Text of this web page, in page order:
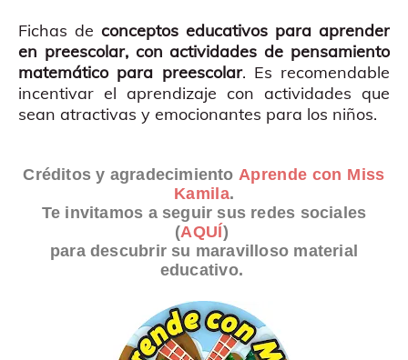
Fichas de conceptos educativos para aprender
en preescolar, con actividades de pensamiento
matemático para preescolar. Es recomendable
incentivar el aprendizaje con actividades que
sean atractivas y emocionantes para los niños.
Créditos y agradecimiento Aprende con Miss
Kamila.
Te invitamos a seguir sus redes sociales
(AQUÍ)
para descubrir su maravilloso material
educativo.